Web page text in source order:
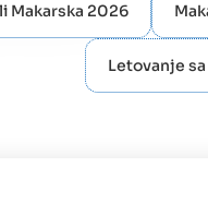
Makarska 2026
Letovanje